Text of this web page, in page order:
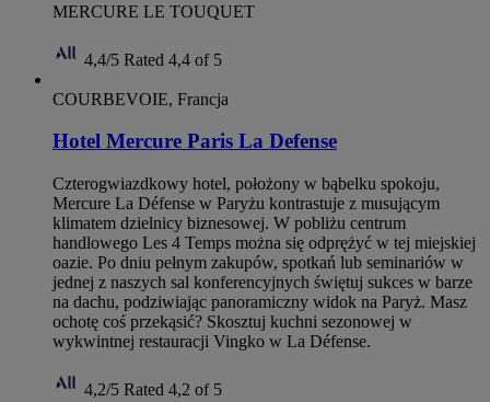
MERCURE LE TOUQUET
4,4/5 Rated 4,4 of 5
COURBEVOIE, Francja
Hotel Mercure Paris La Defense
Czterogwiazdkowy hotel, położony w bąbelku spokoju,
Mercure La Défense w Paryżu kontrastuje z musującym
klimatem dzielnicy biznesowej. W pobliżu centrum
handlowego Les 4 Temps można się odprężyć w tej miejskiej
oazie. Po dniu pełnym zakupów, spotkań lub seminariów w
jednej z naszych sal konferencyjnych świętuj sukces w barze
na dachu, podziwiając panoramiczny widok na Paryż. Masz
ochotę coś przekąsić? Skosztuj kuchni sezonowej w
wykwintnej restauracji Vingko w La Défense.
4,2/5 Rated 4,2 of 5